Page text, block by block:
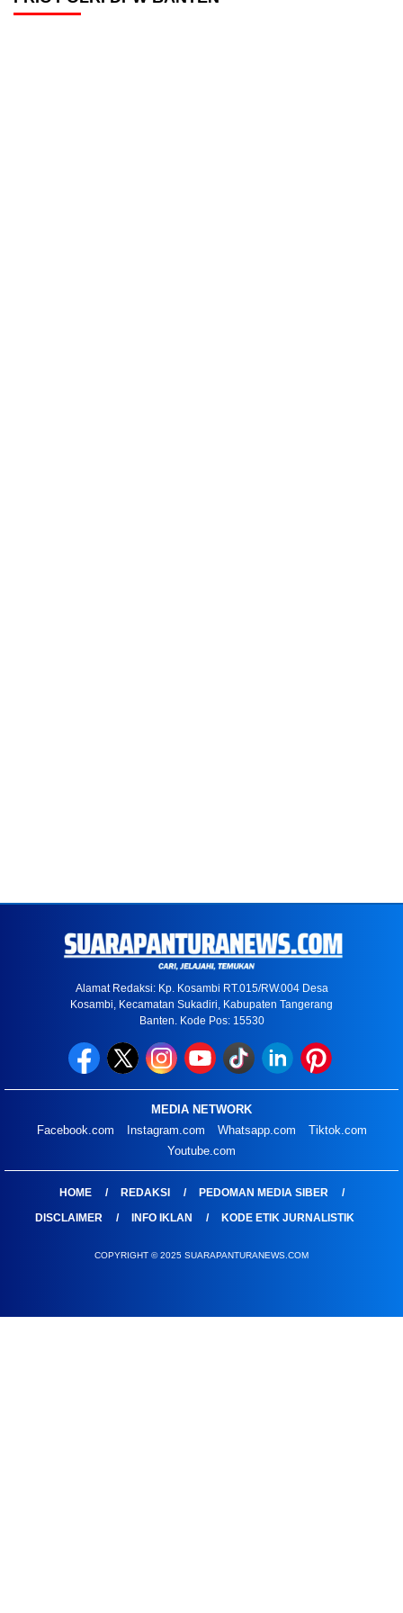
Alamat Redaksi: Kp. Kosambi RT.015/RW.004 Desa
Kosambi, Kecamatan Sukadiri, Kabupaten Tangerang
Banten. Kode Pos: 15530
MEDIA NETWORK
Facebook.com
Instagram.com Whatsapp.com
Tiktok.com
Youtube.com
HOME REDAKSI
PEDOMAN MEDIA SIBER
DISCLAIMER
INFO IKLAN KODE ETIK JURNALISTIK
COPYRIGHT © 2025 SUARAPANTURANEWS.COM